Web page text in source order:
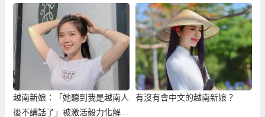
越南新娘：「她聽到我是越南人
後不講話了」被激活毅力化解外
有沒有會中文的越南新娘？